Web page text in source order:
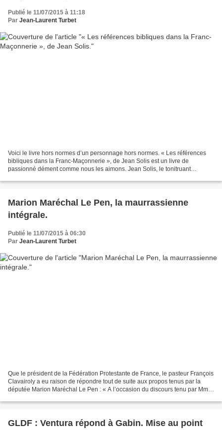
Publié le 11/07/2015 à 11:18
Par Jean-Laurent Turbet
Voici le livre hors normes d’un personnage hors normes. « Les références
bibliques dans la Franc-Maçonnerie », de Jean Solis est un livre de
passionné dément comme nous les aimons. Jean Solis, le tonitruant
Marion Maréchal Le Pen, la maurrassienne
intégrale.
Publié le 11/07/2015 à 06:30
Par Jean-Laurent Turbet
Que le président de la Fédération Protestante de France, le pasteur François
Clavairoly a eu raison de répondre tout de suite aux propos tenus par la
députée Marion Maréchal Le Pen : « A l’occasion du discours tenu par Mme
GLDF : Ventura répond à Gabin. Mise au point